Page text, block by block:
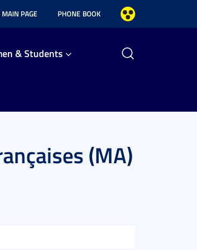
MAIN PAGE PHONE BOOK
& Students
(MA)